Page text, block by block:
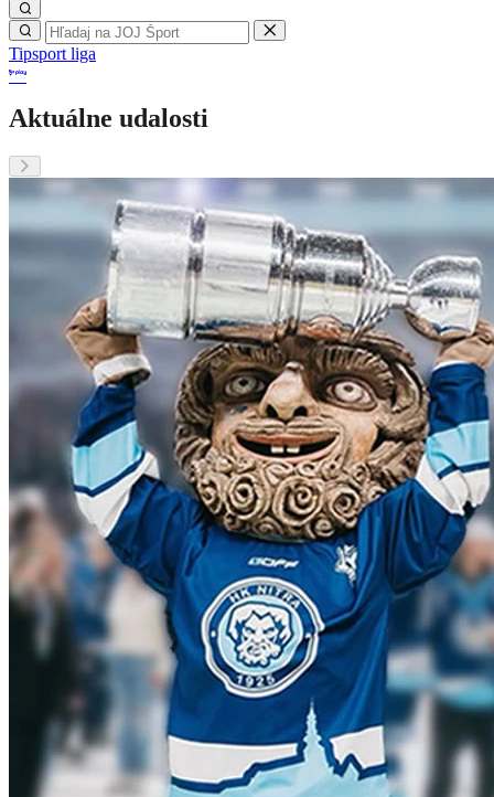
Tipsport liga
Aktuálne udalosti